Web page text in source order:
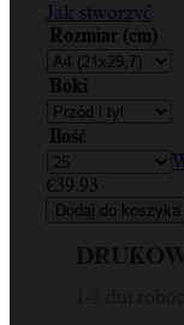
Jak stworzyć
Rozmiar (cm)
Boki
Ilość
€39.93
Dodaj do koszyka